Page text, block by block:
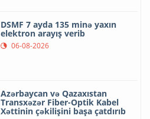
DSMF 7 ayda 135 minə yaxın
elektron arayış verib
06-08-2026
Azərbaycan və Qazaxıstan
Transxəzər Fiber-Optik Kabel
Xəttinin çəkilişini başa çatdırıb